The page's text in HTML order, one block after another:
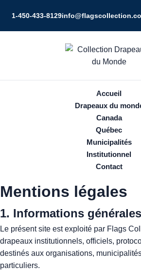
1‑450‑433‑8129
Accueil
Drapeaux du
Canada
Québec
Municipalités
Institutionnel
Contact
Mentions légales
1. Informations générales
Le présent site est exploité par Flags
drapeaux institutionnels, officiels,
destinés aux organisations,
particuliers.